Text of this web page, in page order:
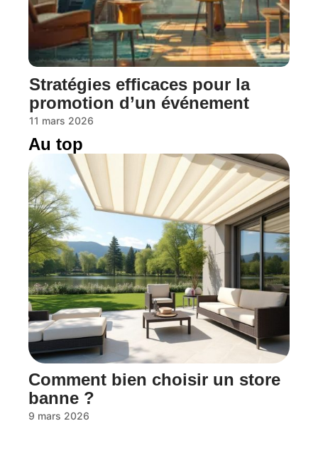
Stratégies efficaces pour la
promotion d’un événement
11 mars 2026
Au top
Comment bien choisir un store
banne ?
9 mars 2026